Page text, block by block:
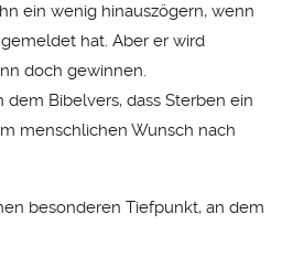
ein wenig hinauszögern, wenn
hat. Aber er wird
doch gewinnen.
dem Bibelvers, dass Sterben ein
menschlichen Wunsch nach
besonderen Tiefpunkt, an dem